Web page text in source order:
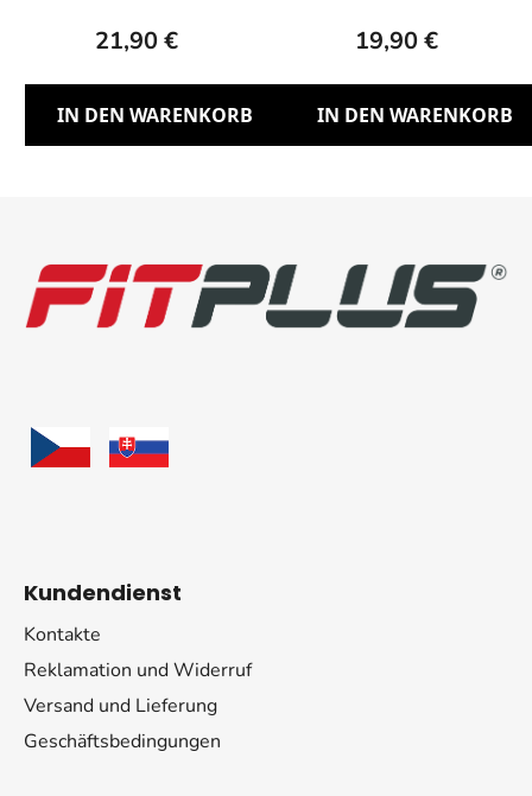
21,90 €
IN DEN WARENKORB
19,90 €
IN DEN WARENKORB
Kundendienst
Kontakte
Reklamation und Widerruf
Versand und Lieferung
Geschäftsbedingungen